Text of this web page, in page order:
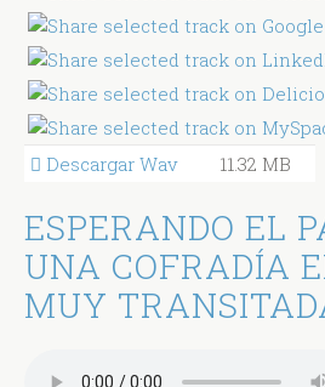
Descargar Wav 11.32 MB
ESPERANDO EL
UNA COFRADÍA
MUY